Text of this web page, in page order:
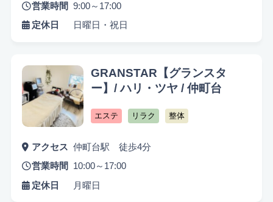
当日受付OK 都度払いOK
アメニティまたはコスメ充実 出張可能 資格保持者
キッズスペースあり 認定講師
営業時間
9:00～17:00
定休日
日曜日・祝日
GRANSTAR【グランスタ
ー】/ ハリ・ツヤ / 仲町台
エステ リラク 整体
アクセス 仲町台駅 徒歩4分
営業時間
10:00～17:00
定休日
月曜日